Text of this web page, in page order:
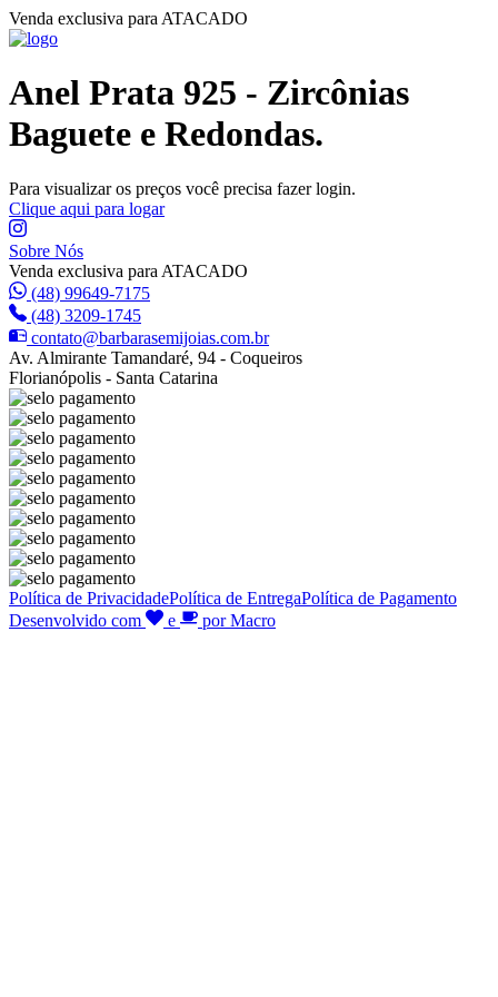
Venda exclusiva para ATACADO
Anel Prata 925 - Zircônias
Baguete e Redondas.
Para visualizar os preços você precisa fazer login.
Clique aqui para logar
Sobre Nós
Venda exclusiva para ATACADO
(48) 99649-7175
(48) 3209-1745
contato@barbarasemijoias.com.br
Av. Almirante Tamandaré, 94 - Coqueiros
Florianópolis - Santa Catarina
Política de PrivacidadePolítica de EntregaPolítica de Pagamento
Desenvolvido com
e por Macro